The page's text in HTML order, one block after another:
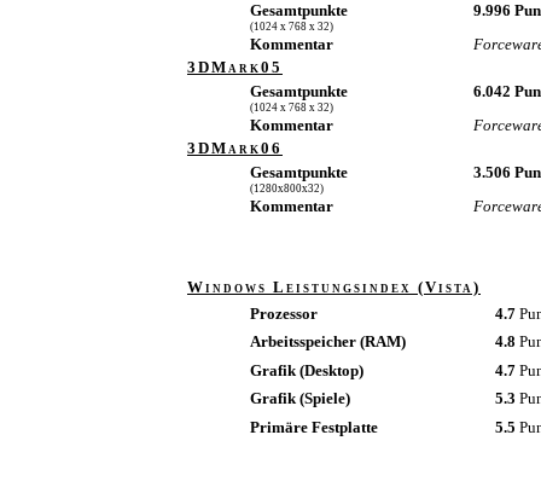
Gesamtpunkte
(1024 x 768 x 32)
9.996
Kommentar
3DMark05
Gesamtpunkte
(1024 x 768 x 32)
6.042
Kommentar
3DMark06
Gesamtpunkte
(1280x800x32)
3.506
Kommentar
Windows Leistungsindex (Vista)
Prozessor
4.7
Arbeitsspeicher (RAM)
4.8
Grafik (Desktop)
4.7
Grafik (Spiele)
5.3
Primäre Festplatte
5.5